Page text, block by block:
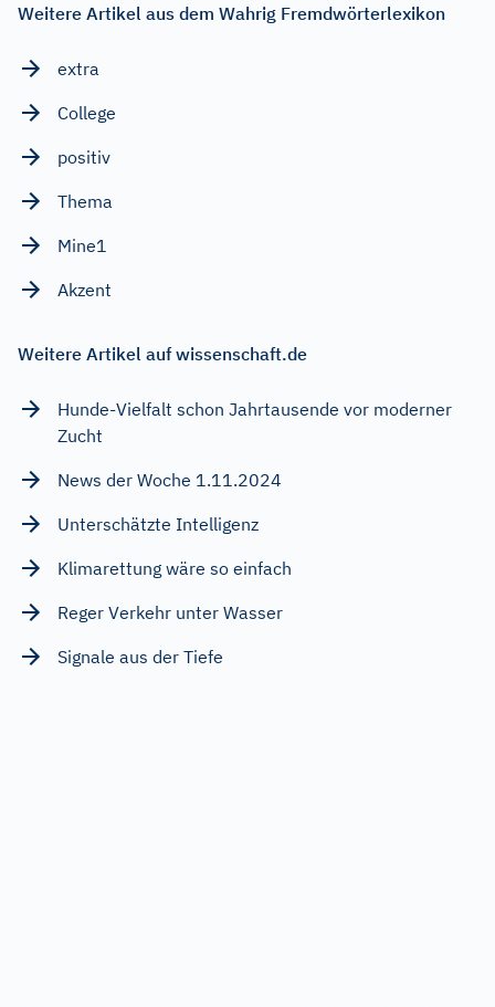
Weitere Artikel aus dem Wahrig Fremdwörterlexikon
extra
College
positiv
Thema
Mine1
Akzent
Weitere Artikel auf wissenschaft.de
Hunde-Vielfalt schon Jahrtausende vor moderner
Zucht
News der Woche 1.11.2024
Unterschätzte Intelligenz
Klimarettung wäre so einfach
Reger Verkehr unter Wasser
Signale aus der Tiefe